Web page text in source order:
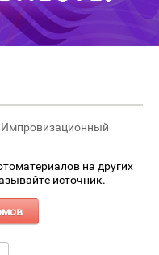
на других
источник.